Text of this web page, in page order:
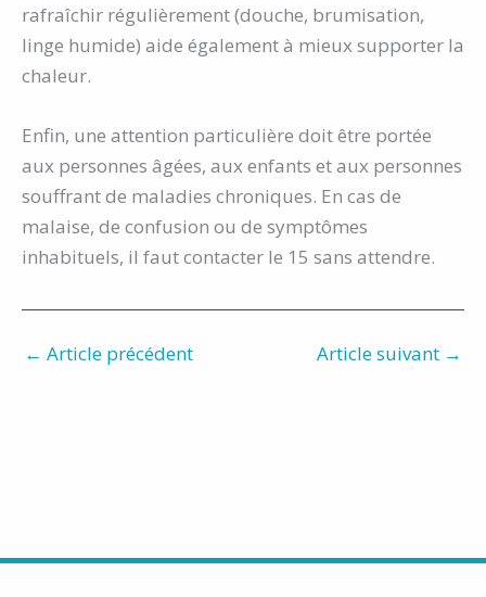
rafraîchir régulièrement (douche, brumisation,
linge humide) aide également à mieux supporter la
chaleur.
Enfin, une attention particulière doit être portée
aux personnes âgées, aux enfants et aux personnes
souffrant de maladies chroniques. En cas de
malaise, de confusion ou de symptômes
inhabituels, il faut contacter le 15 sans attendre.
← Article précédent Article suivant →